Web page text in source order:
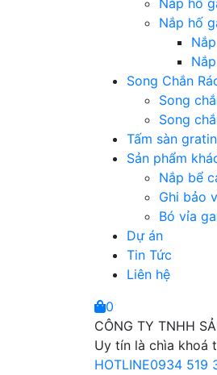
Nắp hố
Nắp hố
Song Chắn
Song
Song
Tấm sàn
Sản phẩm
Nắp bể
Ghi bảo
Bó vỉa
Dự án
Tin Tức
Liên hệ
0
CÔNG TY TNHH
Uy tín là chìa khoá
HOTLINE0934 519